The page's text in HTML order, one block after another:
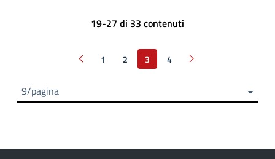
19-27 di 33 contenuti
Pagina precedente
1 2 3 4 Pagina successiva
9/pagina